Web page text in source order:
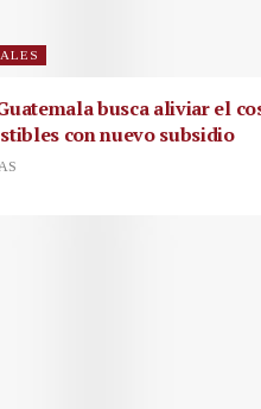
busca aliviar el
con nuevo subsidio